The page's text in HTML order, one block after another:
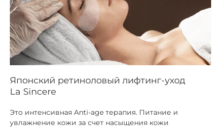
Японский ретиноловый лифтинг-уход
La Sincere
Это интенсивная Anti-age терапия. Питание и
увлажнение кожи за счет насыщения кожи